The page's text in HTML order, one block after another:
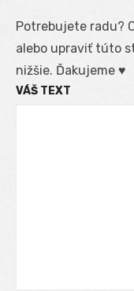
Potrebujete radu?
alebo upraviť túto
nižšie. Ďakujeme ♥
VÁŠ TEXT